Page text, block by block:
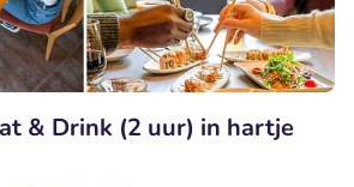
& Drink (2 uur) in hartje